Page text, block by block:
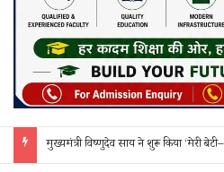
सक्ती: ₹90 लाख की ठगी का खुलासा, एक